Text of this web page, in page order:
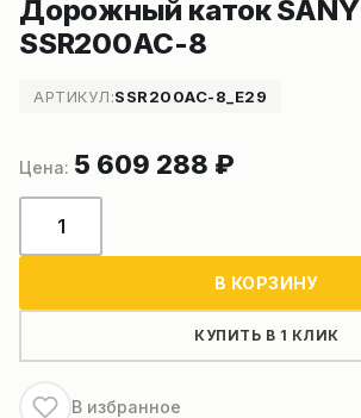
Дорожный каток SANY
SSR200AC-8
АРТИКУЛ:SSR200AC-8_E29
5 609 288 ₽
товара
SSR200AC-
8
В КОРЗИНУ
КУПИТЬ В 1 КЛИК
В избранное